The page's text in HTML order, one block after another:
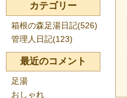
カテゴリー
箱根の森足湯日記(526)
管理人日記(123)
最近のコメント
足湯
おしゃれ